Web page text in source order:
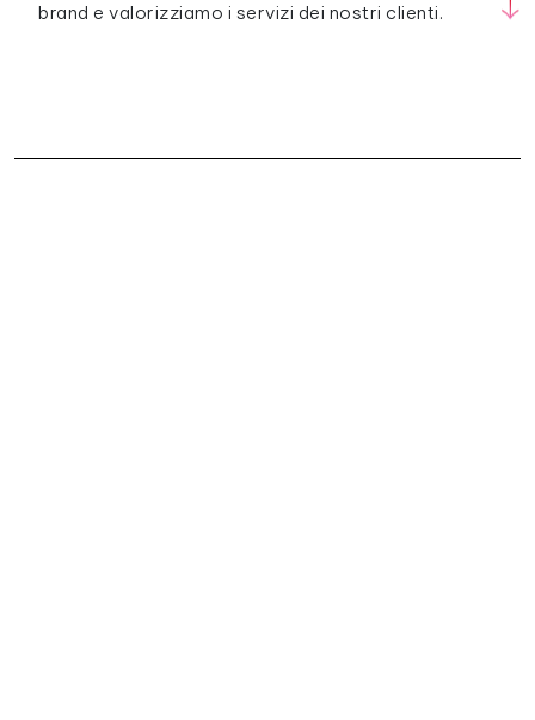
brand e valorizziamo i servizi dei nostri clienti.